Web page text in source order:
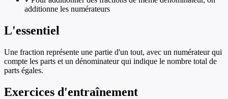
additionne les numérateurs
L'essentiel
Une fraction représente une partie d'un tout, avec un numérateur qui
compte les parts et un dénominateur qui indique le nombre total de
parts égales.
Exercices d'entraînement